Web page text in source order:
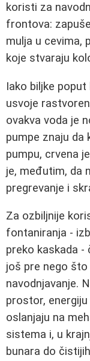
koristi za
frontova:
mulja u cevima,
koje stvaraju
Iako biljke
usvoje
ovakva voda je
pumpe znaju da
pumpu, crvena
je, međutim, da
pregrevanje i
Za ozbiljnije
fontaniranja -
preko kaskada -
još pre nego
navodnjavanje.
prostor,
oslanjaju na
sistema i, u
bunara do